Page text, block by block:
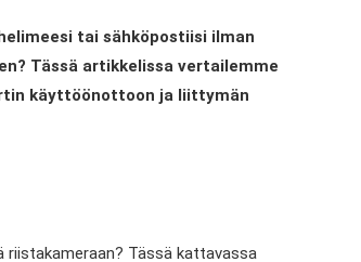
tai sähköpostiisi ilman
Tässä artikkelissa vertailemme
käyttöönottoon ja liittymän
Tässä kattavassa